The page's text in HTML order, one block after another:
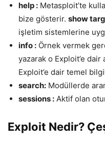
help : Metasploit’te
bize gösterir. show
işletim sistemlerine
info : Örnek vermek
yazarak o Exploit’e dair
Exploit’e dair temel
search: Modüllerde
sessions : Aktif olan
Exploit Nedir?